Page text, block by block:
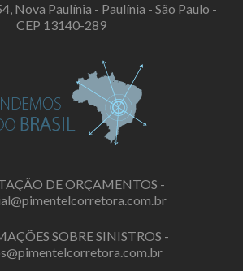
Nova Paulínia - Paulínia - São Paulo -
CEP 13140-289
DE ORÇAMENTOS -
SOBRE SINISTROS -